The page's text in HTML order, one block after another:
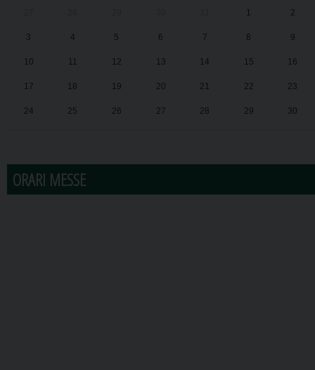
1 2
3 4 5 6 7 8 9
10 11 12 13 14 15 16
17 18 19 20 21 22 23
24 25 26 27 28 29 30
ORARI MESSE